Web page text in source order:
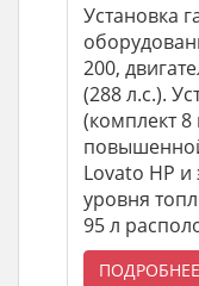
Установка
200,
(288 л.с.).
(комплект
Lovato HP
уровня
95 л
ПОДРОБНЕЕ